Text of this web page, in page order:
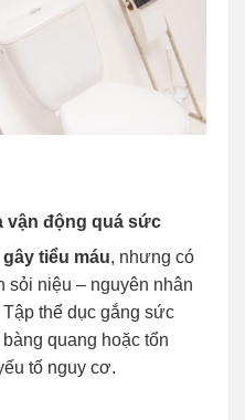
vận động quá sức
tiểu máu, nhưng có
sỏi niệu – nguyên nhân
thể dục gắng sức
quang hoặc tổn
tố nguy cơ.